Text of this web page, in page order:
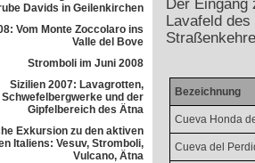
Davids in Geilenkirchen
Vom Monte Zoccolaro ins
Valle del Bove
Stromboli im Juni 2008
Sizilien 2007: Lavagrotten,
Schwefelbergwerke und der
Gipfelbereich des Ätna
Exkursion zu den aktiven
Italiens: Vesuv, Stromboli,
Vulcano, Ätna
Der Eingang
Lavafeld
Bezeichnung
Cueva Honda
Cueva del